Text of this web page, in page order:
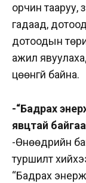
орчин тааруу,
гадаад,
дотоодын
ажил
цөөнгүй байна.
-“Бадрах
явцтай
-Өнөөдрийн
туршилт
“Бадрах